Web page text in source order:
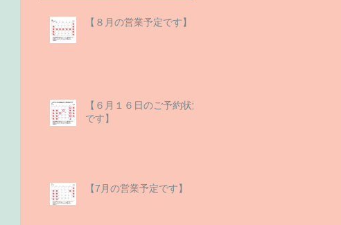
【８月の営業予定です】
【６月１６日のご予約状況
です】
【7月の営業予定です】